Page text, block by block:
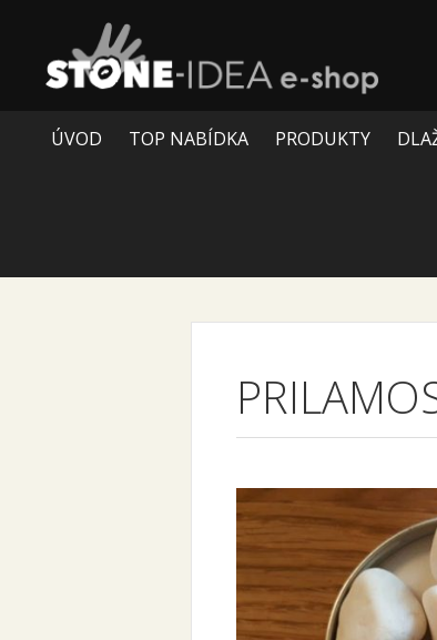
ÚVOD TOP NABÍDKA PRODUKTY